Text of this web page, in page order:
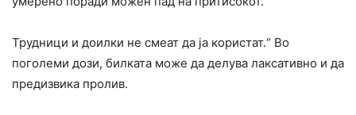
Трудници и доилки не смеат да ја користат.“ Во
поголеми дози, билката може да делува лаксативно и да
предизвика пролив.